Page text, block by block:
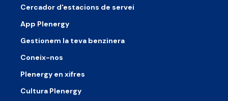
Cercador d'estacions de servei
App Plenergy
Gestionem la teva benzinera
Coneix-nos
Plenergy en xifres
Cultura Plenergy